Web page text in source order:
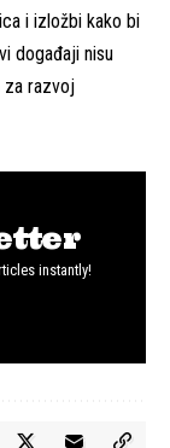
i izložbi kako bi
događaji nisu
za razvoj
instantly!